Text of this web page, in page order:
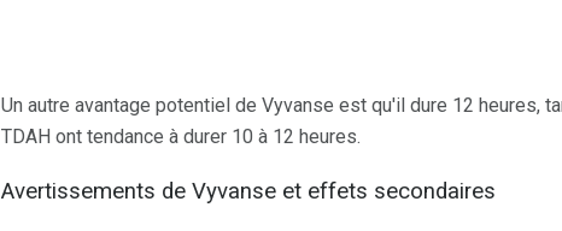
Un autre avantage potentiel de Vyvanse est qu'il dure 12 heures,
TDAH ont tendance à durer 10 à 12 heures.
Avertissements de Vyvanse et effets secondaires